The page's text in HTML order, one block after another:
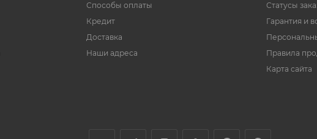
Способы оплаты
Кредит
Доставка
Наши адреса
Статусы
Гарантия и
Правила
Карта сайта